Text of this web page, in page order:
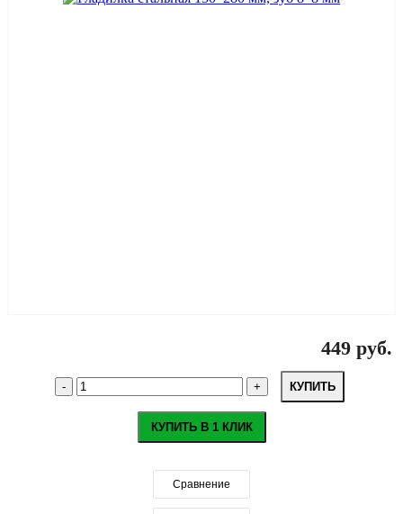
449 руб.
КУПИТЬ
КУПИТЬ В 1 КЛИК
Сравнение